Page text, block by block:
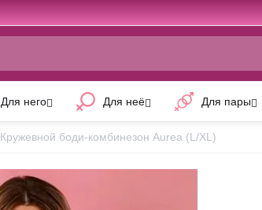
Для него Для неё Для пары
Кружевной боди-комбинезон Aurea (L/XL)